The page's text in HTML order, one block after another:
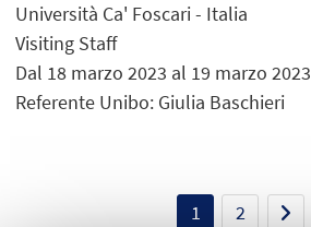
Università Ca' Foscari - Italia
Visiting Staff
Dal 18 marzo 2023 al 19 marzo 2023
Referente Unibo: Giulia Baschieri
1 2